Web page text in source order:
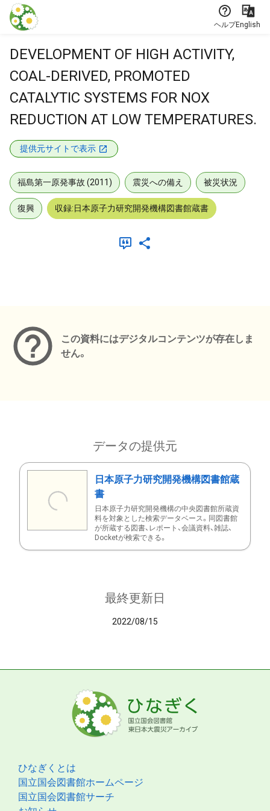
本文に飛ぶ
ヘルプEnglish
DEVELOPMENT OF HIGH ACTIVITY,
COAL-DERIVED, PROMOTED
CATALYTIC SYSTEMS FOR NOX
REDUCTION AT LOW TEMPERATURES.
提供元サイトで表示
福島第一原発事故 (2011) 震災への備え 被災状況
復興 収録:日本原子力研究開発機構図書館蔵書
この資料にはデジタルコンテンツが存在しま
せん。
データの提供元
日本原子力研究開発機構図書館蔵
書
日本原子力研究開発機構の中央図書館所蔵資
料を対象とした検索データベース。同図書館
が所蔵する図書、レポート、会議資料、雑誌、
Docketが検索できる。
最終更新日
2022/08/15
ひなぎくとは
国立国会図書館ホームページ
国立国会図書館サーチ